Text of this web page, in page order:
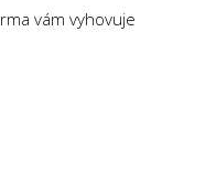
vám vyhovuje